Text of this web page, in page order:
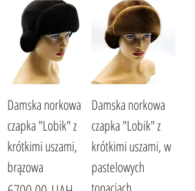
Damska norkowa
czapka "Lobik" z
krótkimi uszami,
brązowa
Damska norkowa
czapka "Lobik" z
krótkimi uszami, w
pastelowych